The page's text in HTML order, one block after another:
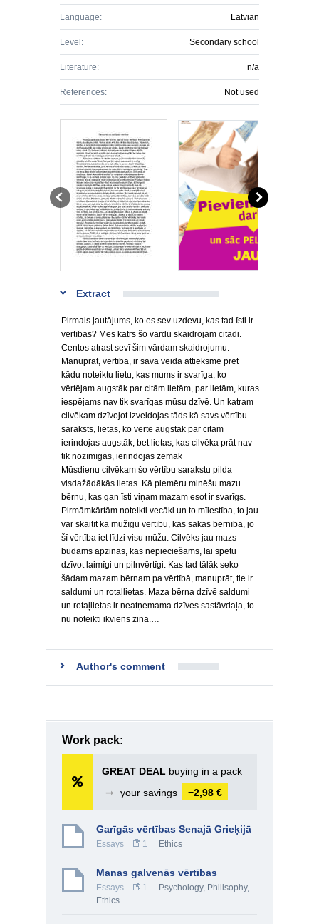
Language: Latvian
Level: Secondary school
Literature: n/a
References: Not used
Extract
Pirmais jautājums, ko es sev uzdevu, kas tad īsti ir
vērtības? Mēs katrs šo vārdu skaidrojam citādi.
Centos atrast sevī šim vārdam skaidrojumu.
Manuprāt, vērtība, ir sava veida attieksme pret
kādu noteiktu lietu, kas mums ir svarīga, ko
vērtējam augstāk par citām lietām, par lietām, kuras
iespējams nav tik svarīgas mūsu dzīvē. Un katram
cilvēkam dzīvojot izveidojas tāds kā savs vērtību
saraksts, lietas, ko vērtē augstāk par citam
ierindojas augstāk, bet lietas, kas cilvēka prāt nav
tik nozīmīgas, ierindojas zemāk
Mūsdienu cilvēkam šo vērtību sarakstu pilda
visdažādākās lietas. Kā piemēru minēšu mazu
bērnu, kas gan īsti viņam mazam esot ir svarīgs.
Pirmāmkārtām noteikti vecāki un to mīlestība, to jau
var skaitīt kā mūžīgu vērtību, kas sākās bērnībā, jo
šī vērtība iet līdzi visu mūžu. Cilvēks jau mazs
būdams apzinās, kas nepieciešams, lai spētu
dzīvot laimīgi un pilnvērtīgi. Kas tad tālāk seko
šādam mazam bērnam pa vērtībā, manuprāt, tie ir
saldumi un rotaļlietas. Maza bērna dzīvē saldumi
un rotaļlietas ir neatņemama dzīves sastāvdaļa, to
nu noteikti ikviens zina.…
Author's comment
Work pack:
GREAT DEAL buying in a pack
➞
your savings −2,98 €
Garīgās vērtības Senajā Grieķijā
Essays 1 Ethics
Manas galvenās vērtības
Essays 1 Psychology, Philisophy,
Ethics